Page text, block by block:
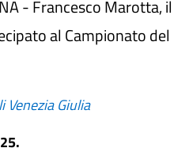
- Francesco Marotta, il
al Campionato del
Venezia Giulia